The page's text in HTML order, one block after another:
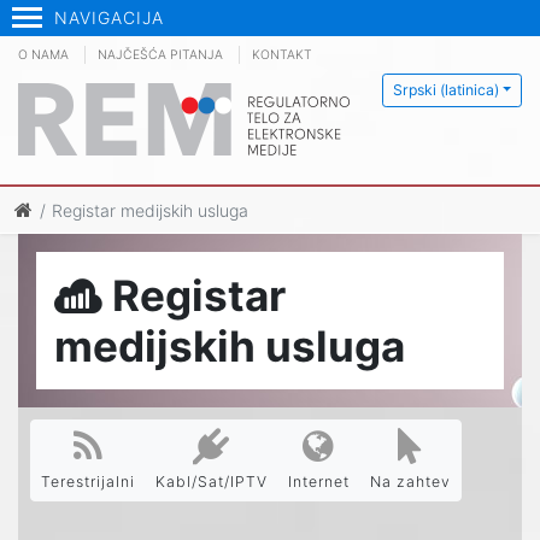
NAVIGACIJA
Srpski (latinica)
O NAMA NAJČEŠĆA PITANJA KONTAKT
Registar medijskih usluga
Registar
medijskih usluga
Terestrijalni Kabl/Sat/IPTV Internet Na zahtev